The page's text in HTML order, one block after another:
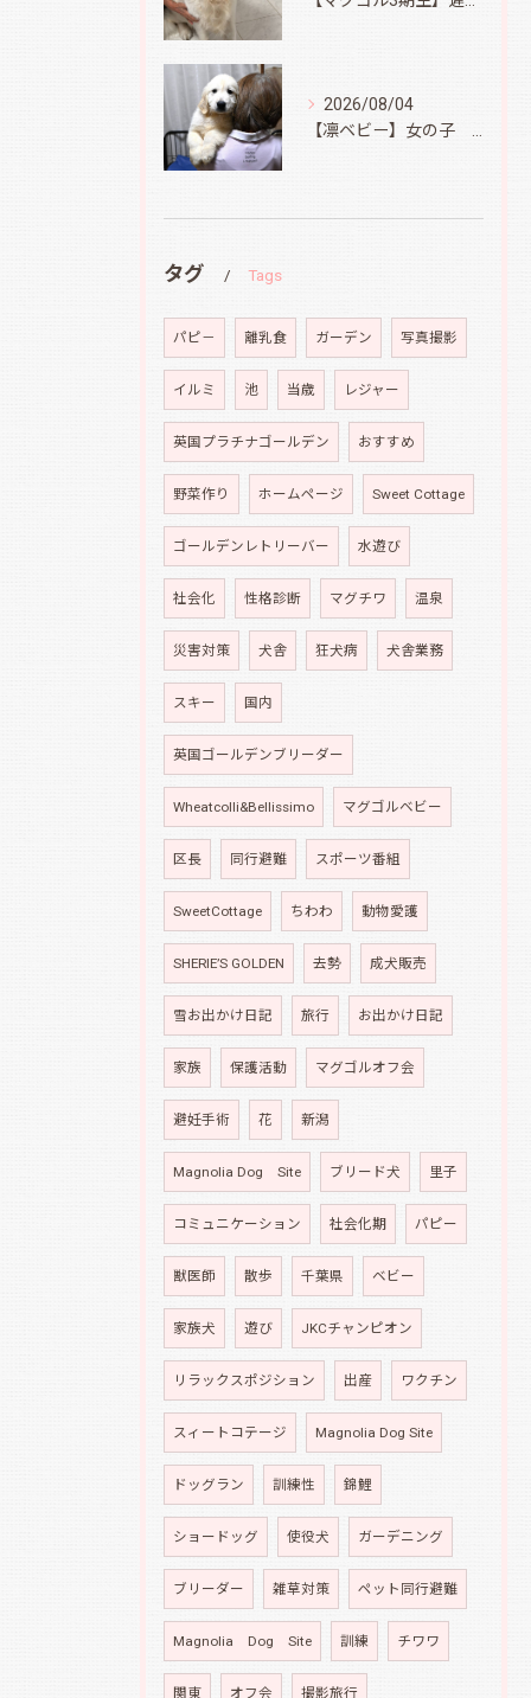
2026/08/04
タグ Tags
パピ－ 離乳食 ガーデン 写真撮影
イルミ 池 当歳 レジャー
英国プラチナゴールデン おすすめ
野菜作り ホームページ Sweet Cottage
ゴールデンレトリーバー 水遊び
社会化 性格診断 マグチワ 温泉
災害対策 犬舎 狂犬病 犬舎業務
スキー 国内
英国ゴールデンブリーダー
Wheatcolli&Bellissimo マグゴルベビー
区長 同行避難 スポーツ番組
SweetCottage ちわわ 動物愛護
SHERIE’S GOLDEN 去勢 成犬販売
雪お出かけ日記 旅行 お出かけ日記
家族 保護活動 マグゴルオフ会
避妊手術 花 新潟
Magnolia Dog Site ブリード犬 里子
コミュニケーション 社会化期 パピー
獣医師 散歩 千葉県 ベビー
家族犬 遊び JKCチャンピオン
リラックスポジション 出産 ワクチン
スィートコテージ Magnolia Dog Site
ドッグラン 訓練性 錦鯉
ショードッグ 使役犬 ガーデニング
ブリーダー 雑草対策 ペット同行避難
Magnolia Dog Site 訓練 チワワ
関東 オフ会 撮影旅行